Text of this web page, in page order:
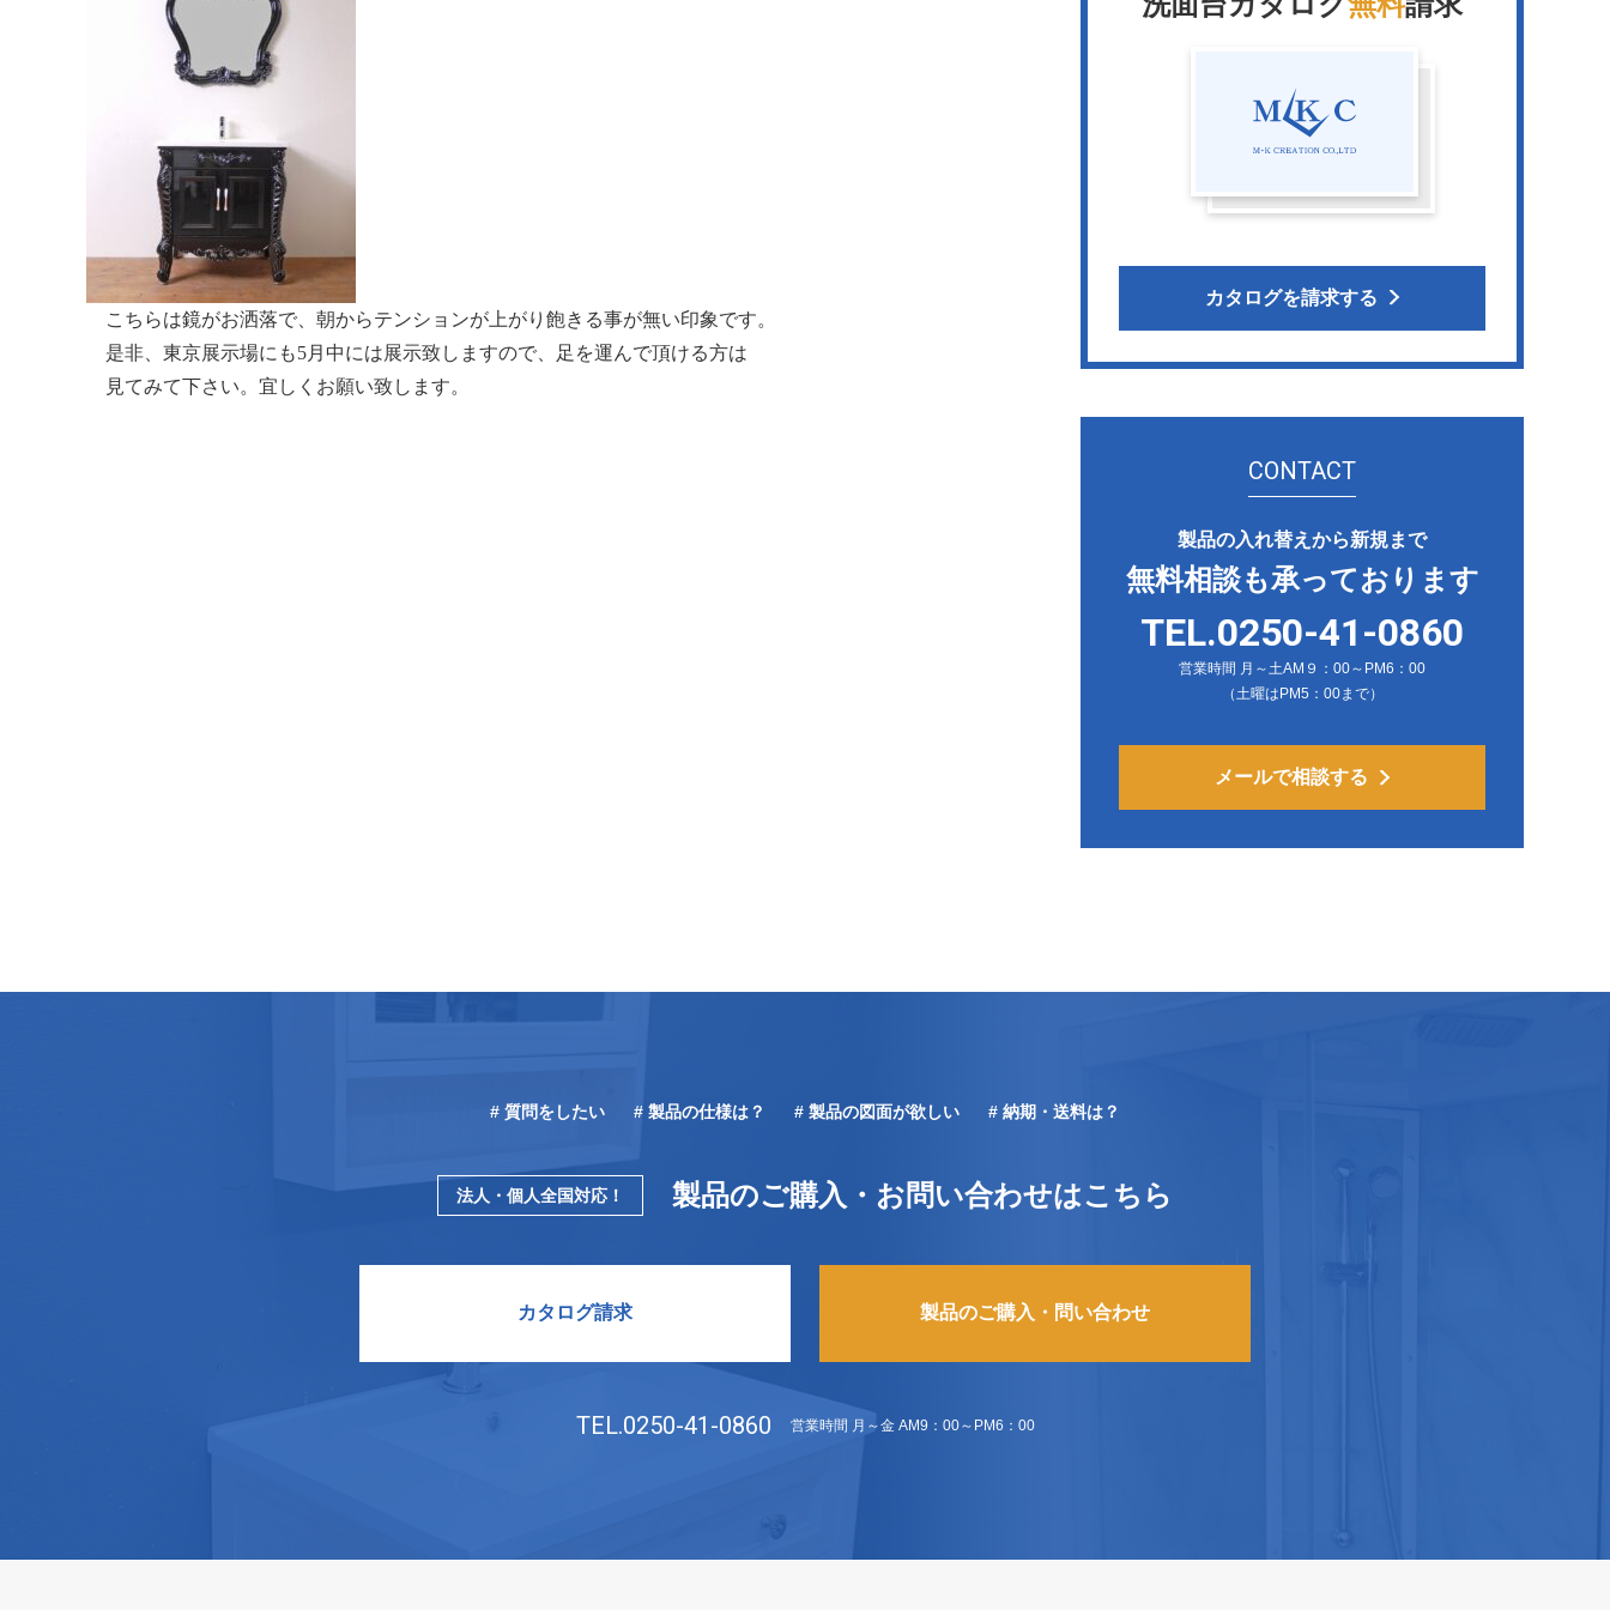
こちらは鏡がお洒落で、朝からテンションが上がり飽きる事が無い印象です。
是非、東京展示場にも5月中には展示致しますので、足を運んで頂ける方は
見てみて下さい。宜しくお願い致します。
カタログを請求する
CONTACT
製品の入れ替えから新規まで
無料相談も承っております
TEL.0250-41-0860
営業時間 月～土AM９：00～PM6：00
（土曜はPM5：00まで）
メールで相談する
# 質問をしたい # 製品の仕様は？ # 製品の図面が欲しい # 納期・送料は？
法人・個人全国対応！ 製品のご購入・お問い合わせはこちら
カタログ請求 製品のご購入・問い合わせ
TEL.0250-41-0860 営業時間 月～金 AM9：00～PM6：00